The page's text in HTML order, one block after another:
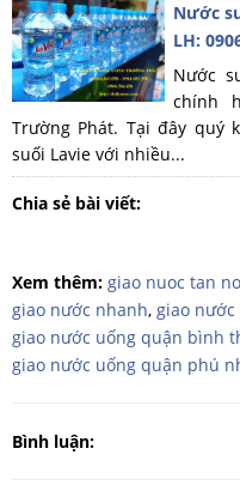
Nước
LH:
Nước
chính
Trường Phát. Tại đây quý
suối Lavie với nhiều...
Chia sẻ bài viết:
Xem thêm: giao nuoc tan
giao nước nhanh, giao nước
giao nước uống quận bình
giao nước uống quận phú
Bình luận: